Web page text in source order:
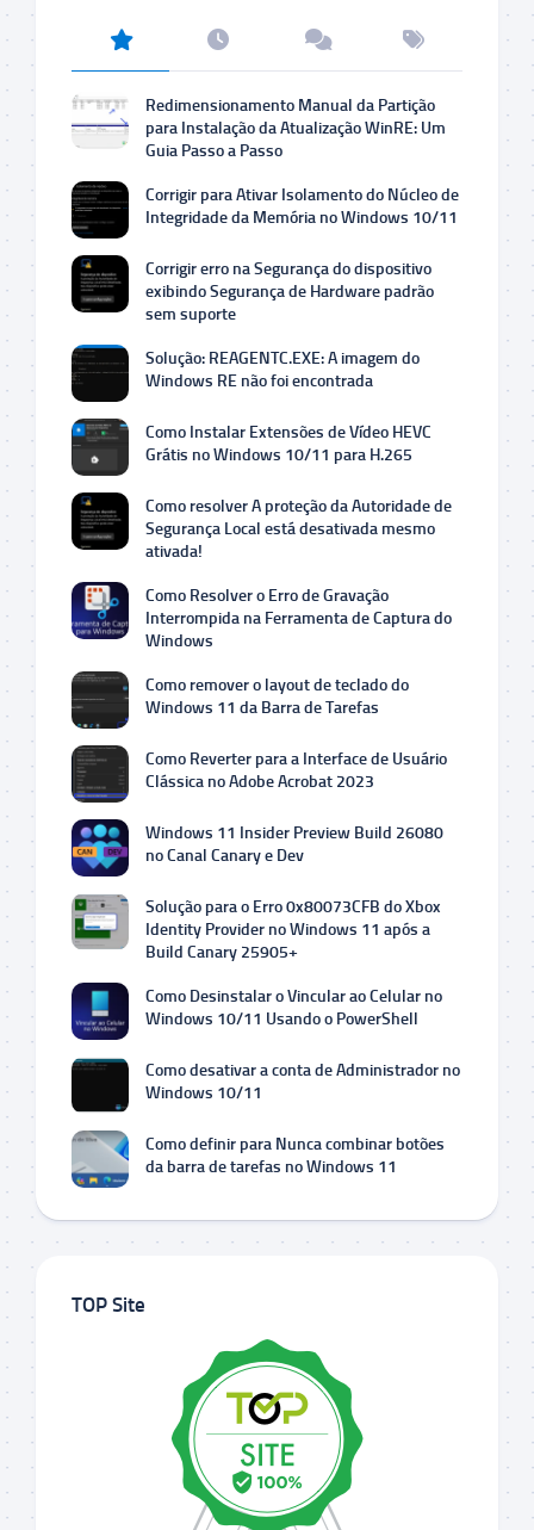
Redimensionamento Manual da Partição
para Instalação da Atualização WinRE: Um
Guia Passo a Passo
Corrigir para Ativar Isolamento do Núcleo de
Integridade da Memória no Windows 10/11
Corrigir erro na Segurança do dispositivo
exibindo Segurança de Hardware padrão
sem suporte
Solução: REAGENTC.EXE: A imagem do
Windows RE não foi encontrada
Como Instalar Extensões de Vídeo HEVC
Grátis no Windows 10/11 para H.265
Como resolver A proteção da Autoridade de
Segurança Local está desativada mesmo
ativada!
Como Resolver o Erro de Gravação
Interrompida na Ferramenta de Captura do
Windows
Como remover o layout de teclado do
Windows 11 da Barra de Tarefas
Como Reverter para a Interface de Usuário
Clássica no Adobe Acrobat 2023
Windows 11 Insider Preview Build 26080
no Canal Canary e Dev
Solução para o Erro 0x80073CFB do Xbox
Identity Provider no Windows 11 após a
Build Canary 25905+
Como Desinstalar o Vincular ao Celular no
Windows 10/11 Usando o PowerShell
Como desativar a conta de Administrador no
Windows 10/11
Como definir para Nunca combinar botões
da barra de tarefas no Windows 11
TOP Site